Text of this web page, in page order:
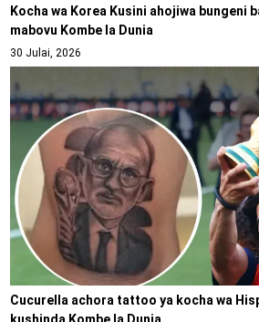
Kocha wa Korea Kusini ahojiwa bungeni
mabovu Kombe la Dunia
30 Julai, 2026
Cucurella achora tattoo ya kocha wa